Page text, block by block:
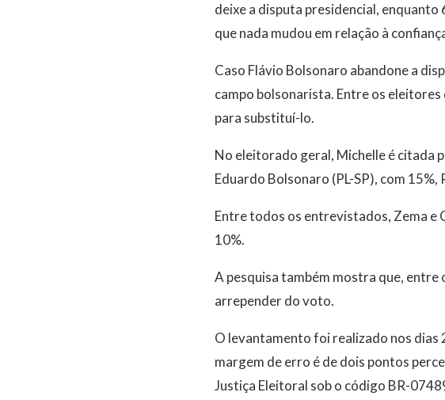
deixe a disputa presidencial, enquanto
que nada mudou em relação à
Caso Flávio Bolsonaro abandone a
campo bolsonarista. Entre os
para substituí-lo.
No eleitorado geral, Michelle é citada
Eduardo Bolsonaro (PL-SP), com
Entre todos os entrevistados, Zema e
10%.
A pesquisa também mostra que,
arrepender do voto.
O levantamento foi realizado nos dias
margem de erro é de dois pontos
Justiça Eleitoral sob o código BR-